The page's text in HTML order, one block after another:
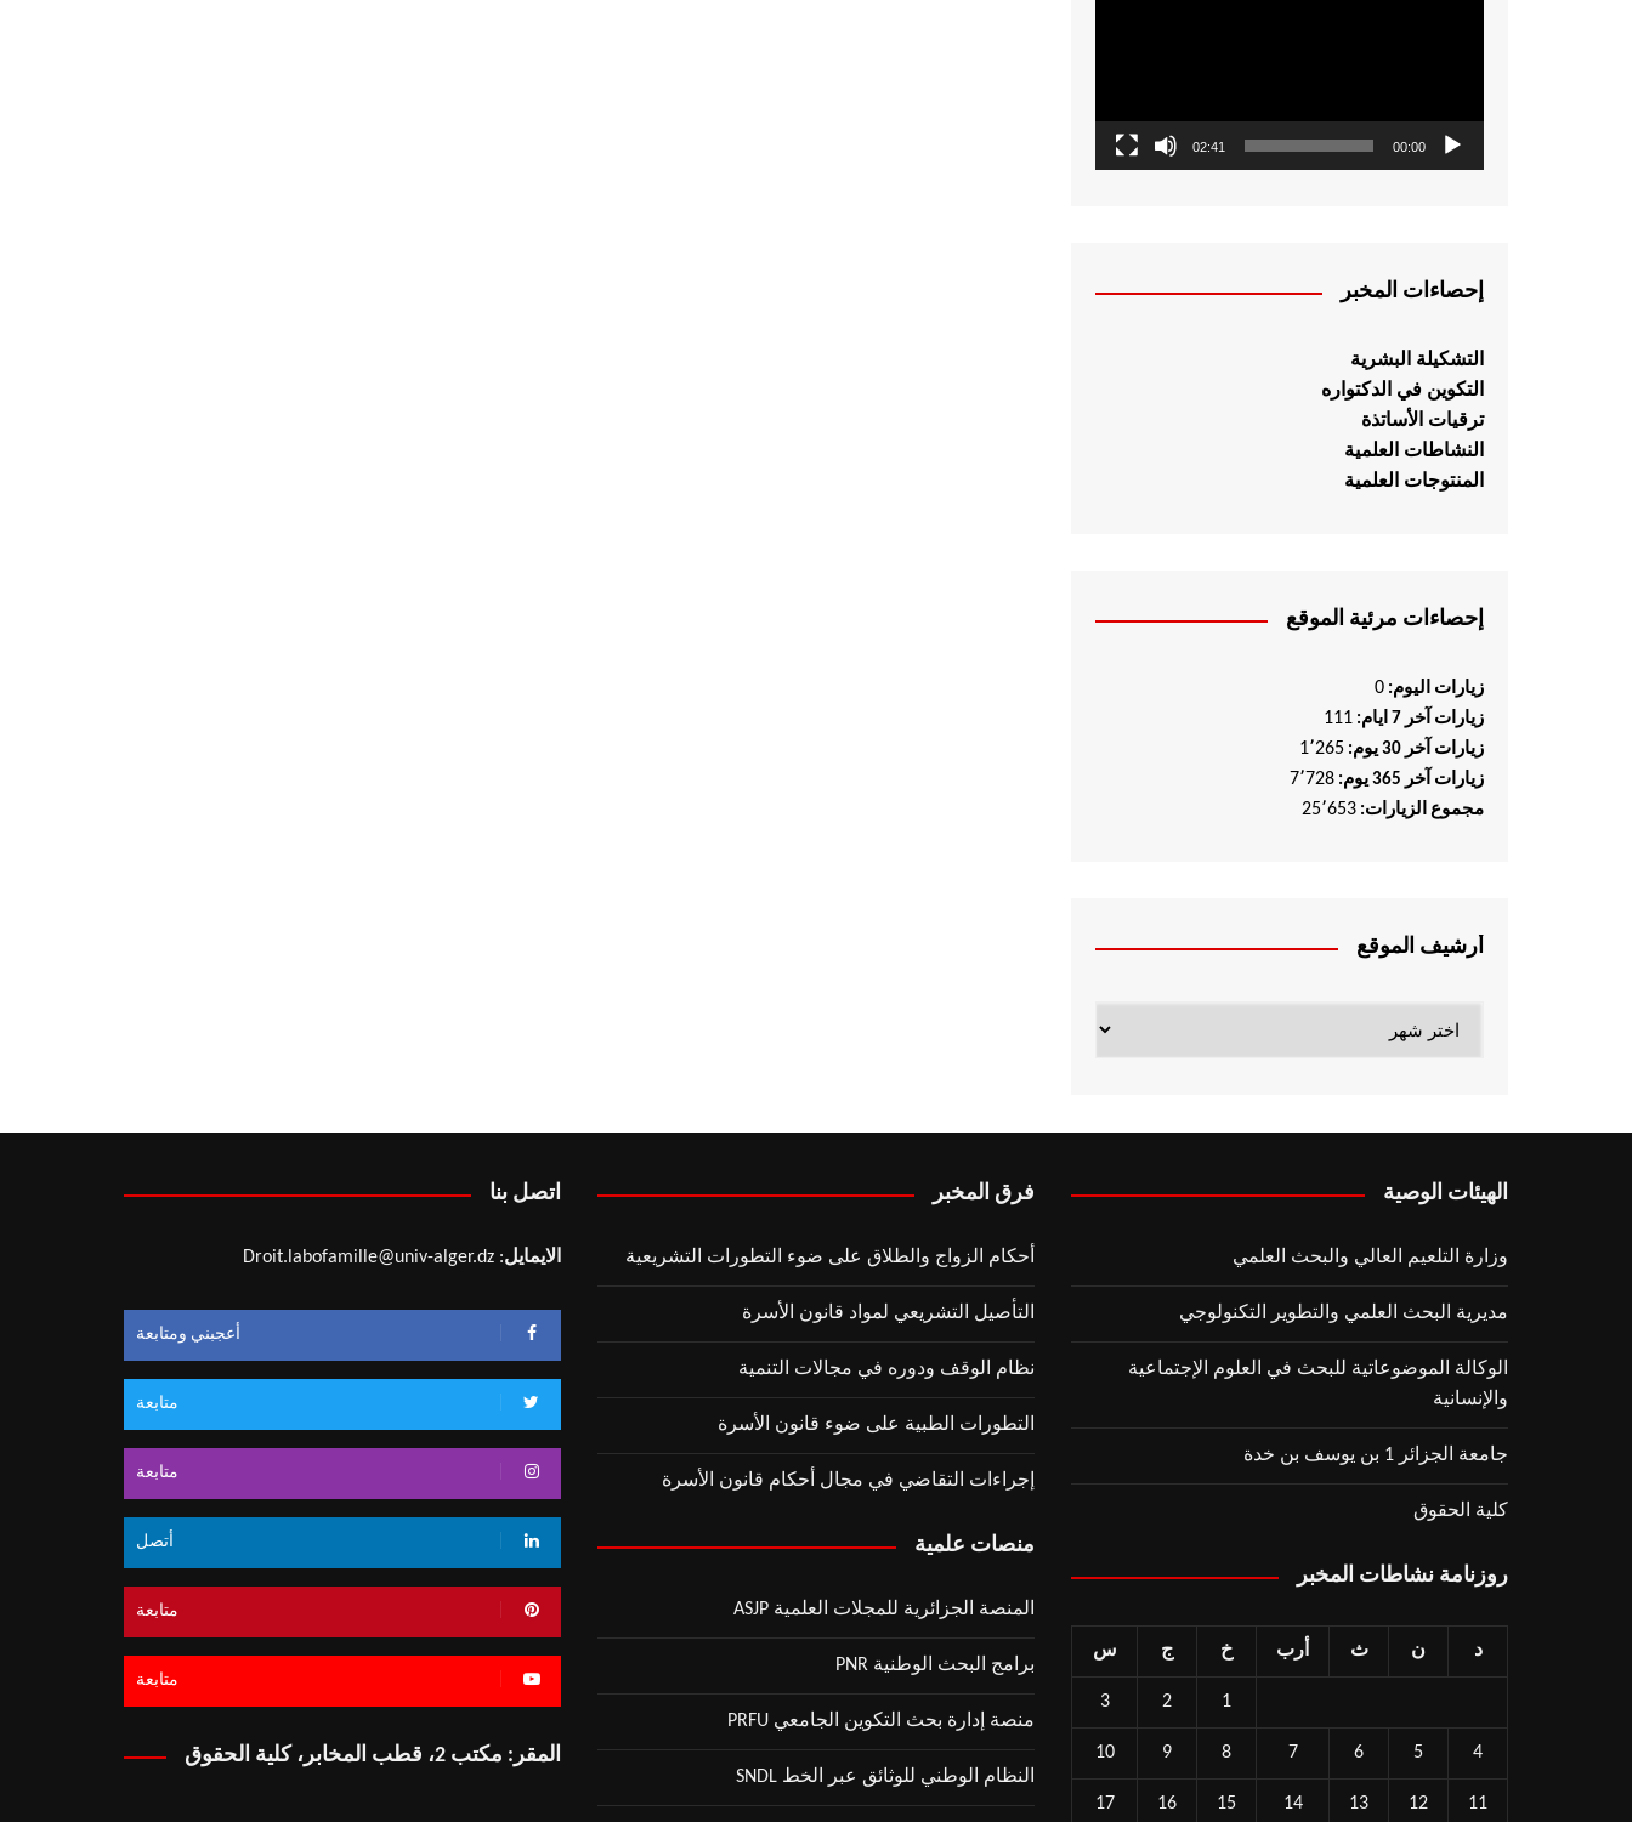
00:00
02:41
إحصاءات المخبر
التشكيلة البشرية
التكوين في الدكتواره
ترقيات الأساتذة
النشاطات العلمية
المنتوجات العلمية
إحصاءات مرئية الموقع
زيارات اليوم: 0
زيارات آخر 7 ايام: 111
زيارات آخر 30 يوم: 1٬265
زيارات آخر 365 يوم: 7٬728
مجموع الزيارات: 25٬653
أرشيف الموقع
الهيئات الوصية
وزارة التلعيم العالي والبحث العلمي
مديرية البحث العلمي والتطوير التكنولوجي
الوكالة الموضوعاتية للبحث في العلوم الإجتماعية
والإنسانية
جامعة الجزائر 1 بن يوسف بن خدة
كلية الحقوق
روزنامة نشاطات المخبر
د ن ث أرب خ ج س
1
2
3
4
5
6
7
8
9
10
11
12
13
14
15
16
17
فرق المخبر
أحكام الزواج والطلاق على ضوء التطورات التشريعية
التأصيل التشريعي لمواد قانون الأسرة
نظام الوقف ودوره في مجالات التنمية
التطورات الطبية على ضوء قانون الأسرة
إجراءات التقاضي في مجال أحكام قانون الأسرة
منصات علمية
المنصة الجزائرية للمجلات العلمية ASJP
برامج البحث الوطنية PNR
منصة إدارة بحث التكوين الجامعي PRFU
النظام الوطني للوثائق عبر الخط SNDL
اتصل بنا
الايمايل: Droit.labofamille@univ-alger.dz
أعجبني ومتابعة
متابعة
متابعة
أتصل
متابعة
متابعة
المقر: مكتب 2، قطب المخابر، كلية الحقوق